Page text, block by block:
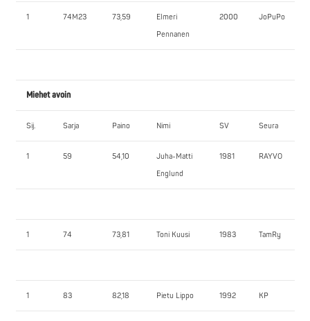
1 74M23 73,59
Elmeri
Pennanen
2000 JoPuPo
Miehet avoin
Sij. Sarja Paino Nimi SV Seura
1 59 54,10
Juha-Matti
Englund
1981 RAYVO
1 74 73,81 Toni Kuusi 1983 TamRy
1 83 82,18 Pietu Lippo 1992 KP